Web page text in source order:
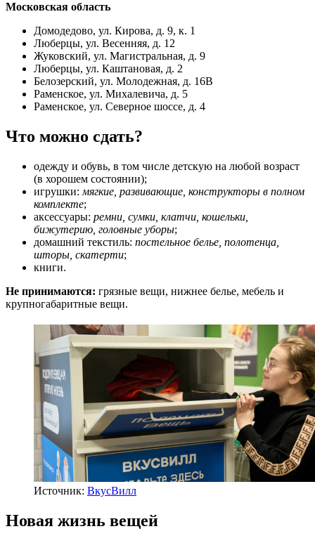
Московская область
Домодедово, ул. Кирова, д. 9, к. 1
Люберцы, ул. Весенняя, д. 12
Жуковский, ул. Магистральная, д. 9
Люберцы, ул. Каштановая, д. 2
Белозерский, ул. Молодежная, д. 16В
Раменское, ул. Михалевича, д. 5
Раменское, ул. Северное шоссе, д. 4
Что можно сдать?
одежду и обувь, в том числе детскую на любой возраст
(в хорошем состоянии);
игрушки: мягкие, развивающие, конструкторы в полном
комплекте;
аксессуары: ремни, сумки, клатчи, кошельки,
бижутерию, головные уборы;
домашний текстиль: постельное белье, полотенца,
шторы, скатерти;
книги.
Не принимаются: грязные вещи, нижнее белье, мебель и
крупногабаритные вещи.
Источник: ВкусВилл
Новая жизнь вещей